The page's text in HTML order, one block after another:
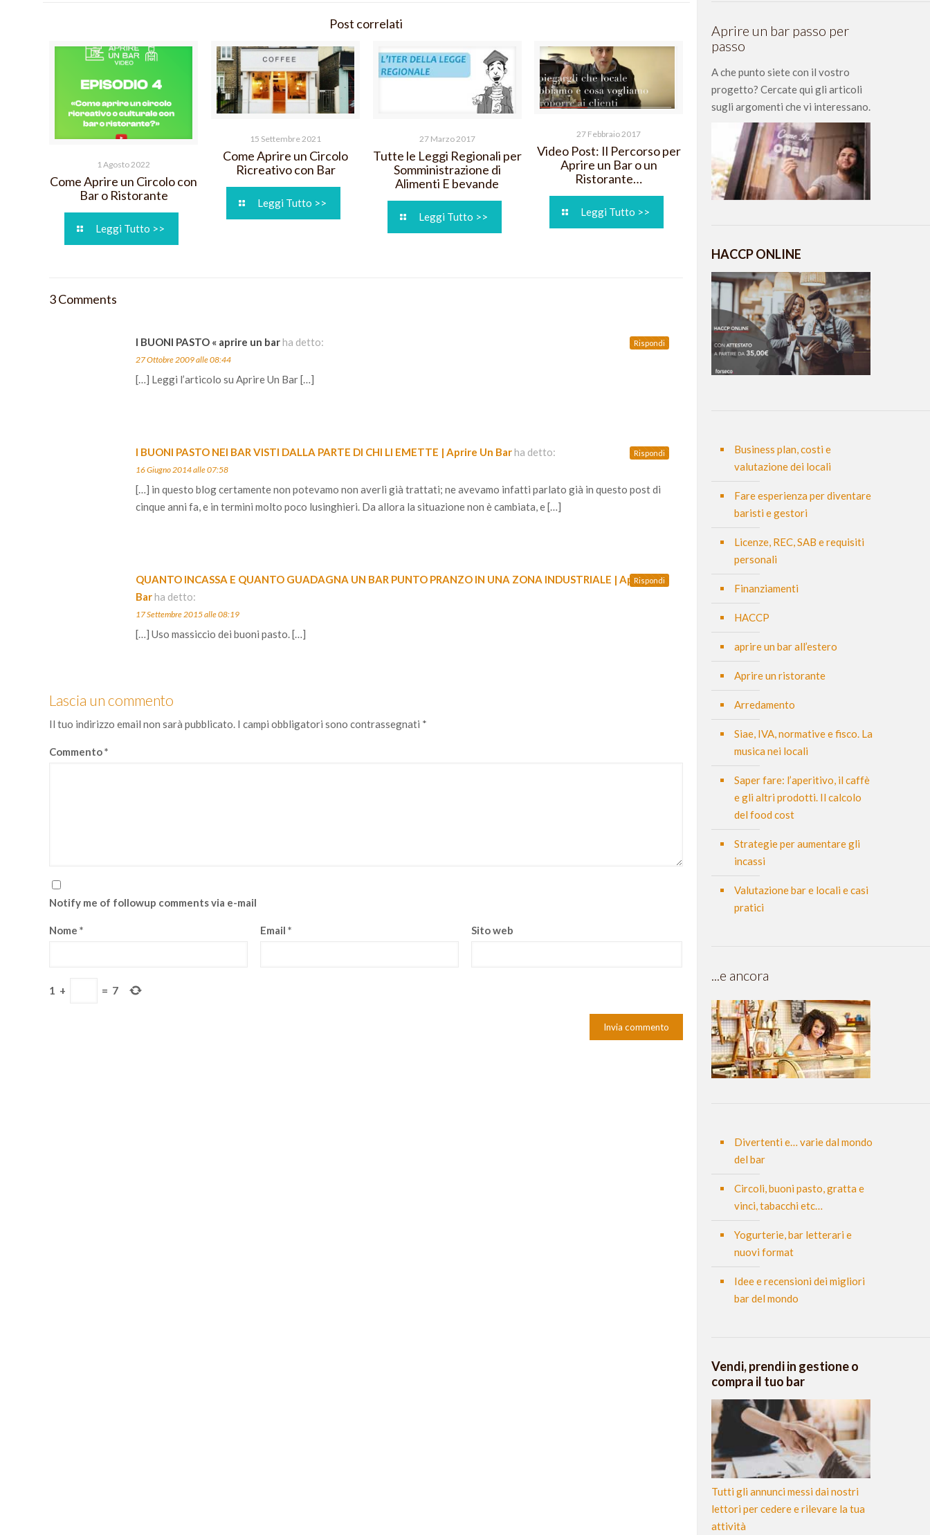
Post correlati
1 Agosto 2022
Come Aprire un Circolo con
Bar o Ristorante
Leggi Tutto >>
15 Settembre 2021
Come Aprire un Circolo
Ricreativo con Bar
Leggi Tutto >>
27 Marzo 2017
Tutte le Leggi Regionali per
Somministrazione di
Alimenti E bevande
Leggi Tutto >>
27 Febbraio 2017
Video Post: Il Percorso per
Aprire un Bar o un
Ristorante…
Leggi Tutto >>
3 Comments
I BUONI PASTO « aprire un barha detto:
27 Ottobre 2009 alle 08:44
[…] Leggi l’articolo su Aprire Un Bar […]
Rispondi
I BUONI PASTO NEI BAR VISTI DALLA PARTE DI CHI LI EMETTE | Aprire Un Barha detto:
16 Giugno 2014 alle 07:58
[…] in questo blog certamente non potevamo non averli già trattati; ne avevamo infatti parlato già in questo post di
cinque anni fa, e in termini molto poco lusinghieri. Da allora la situazione non è cambiata, e […]
Rispondi
QUANTO INCASSA E QUANTO GUADAGNA UN BAR PUNTO PRANZO IN UNA ZONA INDUSTRIALE | Aprire Un
Barha detto:
17 Settembre 2015 alle 08:19
[…] Uso massiccio dei buoni pasto. […]
Rispondi
Lascia un commento
Il tuo indirizzo email non sarà pubblicato. I campi obbligatori sono contrassegnati *
Commento*
Notify me of followup comments via e-mail
Nome* Email* Sito web
1 + = 7
Aprire un bar passo per
passo
A che punto siete con il vostro
progetto? Cercate qui gli articoli
sugli argomenti che vi interessano.
HACCP ONLINE
Business plan, costi e
valutazione dei locali
Fare esperienza per diventare
baristi e gestori
Licenze, REC, SAB e requisiti
personali
Finanziamenti
HACCP
aprire un bar all’estero
Aprire un ristorante
Arredamento
Siae, IVA, normative e fisco. La
musica nei locali
Saper fare: l’aperitivo, il caffè
e gli altri prodotti. Il calcolo
del food cost
Strategie per aumentare gli
incassi
Valutazione bar e locali e casi
pratici
...e ancora
Divertenti e… varie dal mondo
del bar
Circoli, buoni pasto, gratta e
vinci, tabacchi etc…
Yogurterie, bar letterari e
nuovi format
Idee e recensioni dei migliori
bar del mondo
Vendi, prendi in gestione o
compra il tuo bar
Tutti gli annunci messi dai nostri
lettori per cedere e rilevare la tua
attività